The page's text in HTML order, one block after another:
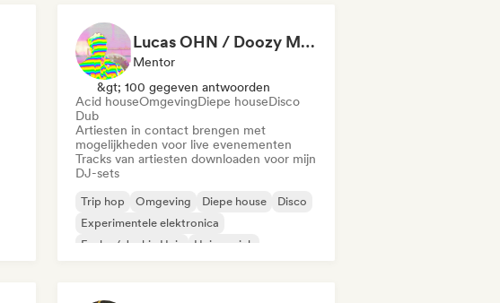
Lucas OHN / Doozy Magazine
Mentor
&gt; 100 gegeven antwoorden
Acid houseOmgevingDiepe houseDisco
Dub
Artiesten in contact brengen met
mogelijkheden voor live evenementen
Tracks van artiesten downloaden voor mijn
DJ-sets
Trip hop Omgeving Diepe house
Disco
Experimentele elektronica
Funky / Jackin Huis
Huismuziek